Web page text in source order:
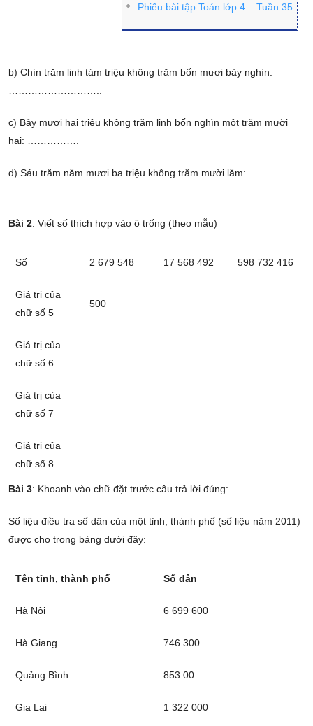
Phiếu bài tập Toán lớp 4 – Tuần 35
b) Chín trăm linh tám triệu không trăm bốn mươi bảy nghìn:
c) Bảy mươi hai triệu không trăm linh bốn nghìn một trăm mười
hai: …………….
d) Sáu trăm năm mươi ba triệu không trăm mười lăm:
Bài 2: Viết số thích hợp vào ô trống (theo mẫu)
Số 2 679 548 17 568 492 598 732 416
Giá trị của
chữ số 5
500
Giá trị của
chữ số 6
Giá trị của
chữ số 7
Giá trị của
chữ số 8
Bài 3: Khoanh vào chữ đặt trước câu trả lời đúng:
Số liệu điều tra số dân của một tỉnh, thành phố (số liệu năm 2011)
được cho trong bảng dưới đây:
Tên tỉnh, thành phố Số dân
Hà Nội 6 699 600
Hà Giang 746 300
Quảng Bình 853 00
Gia Lai 1 322 000